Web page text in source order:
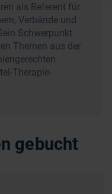
als Referent für
Verbände und
Schwerpunkt
Themen aus der
Therapie-
gebucht